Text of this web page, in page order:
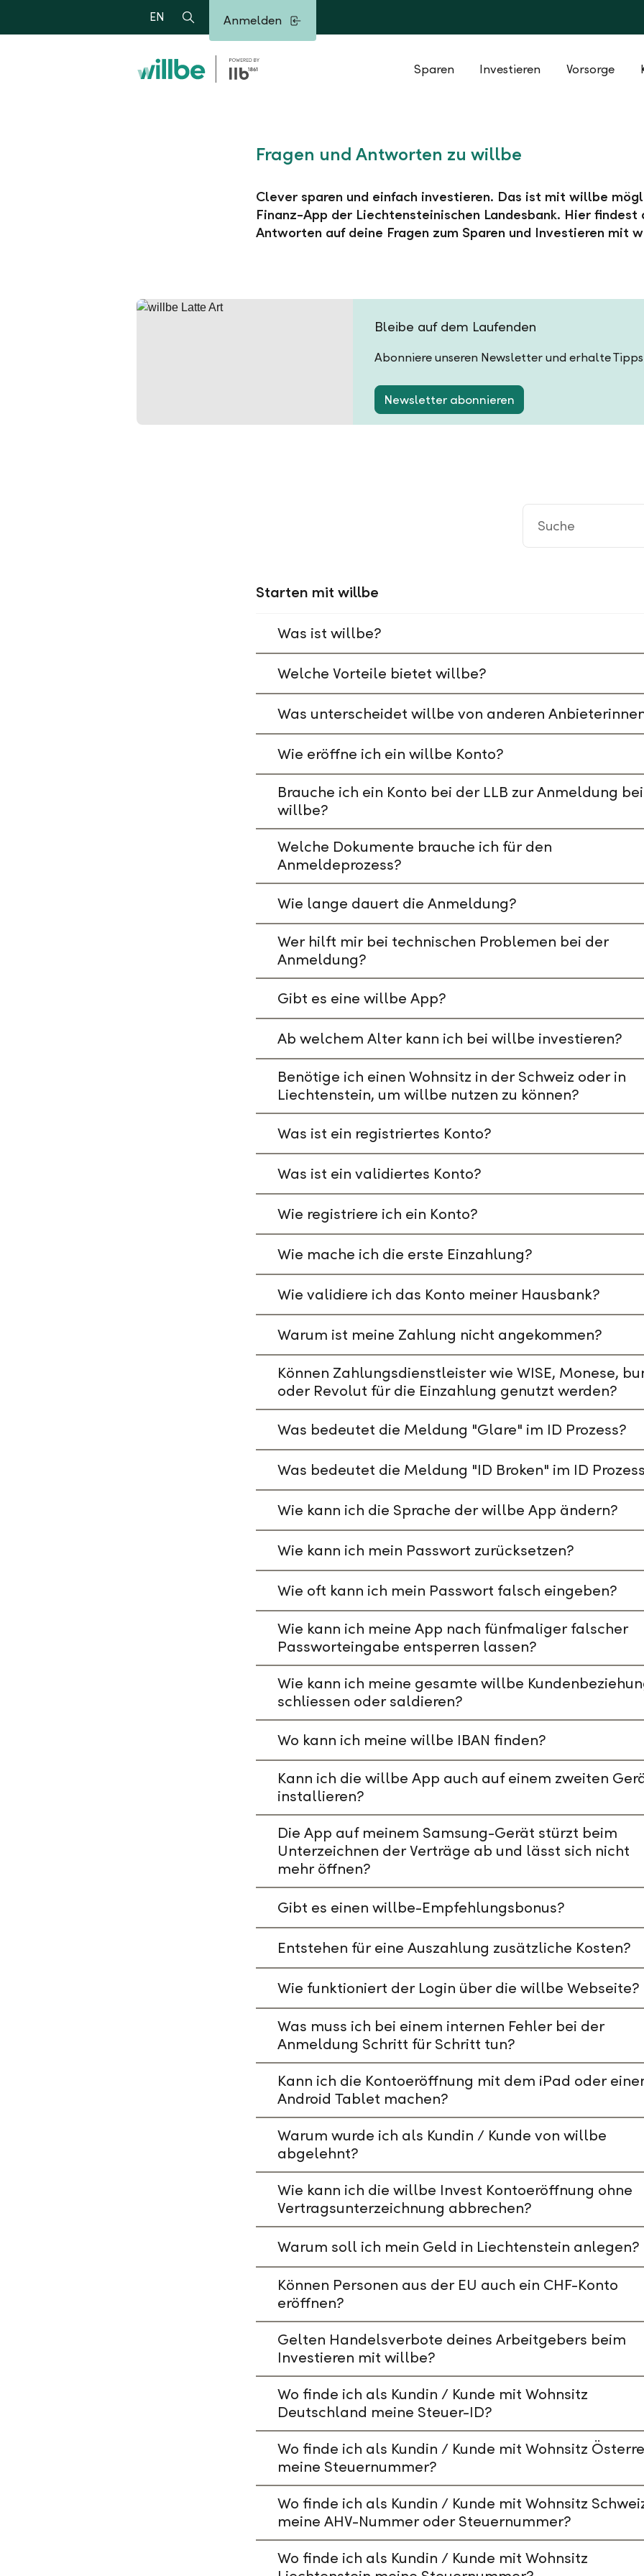
EN Suche Anmelden
Sparen Investieren Vorsorge
Fragen und Antworten zu willbe
Clever sparen und einfach investieren. Das ist mit willbe
Finanz-App der Liechtensteinischen Landesbank. Hier findest
Antworten auf deine Fragen zum Sparen und Investieren mit
Bleibe auf dem Laufenden
Abonniere unseren Newsletter und erhalte
Newsletter abonnieren
Starten mit willbe
Was ist willbe?
Welche Vorteile bietet willbe?
Was unterscheidet willbe von anderen
Wie eröffne ich ein willbe Konto?
Brauche ich ein Konto bei der LLB zur Anmeldung bei
willbe?
Welche Dokumente brauche ich für den
Anmeldeprozess?
Wie lange dauert die Anmeldung?
Wer hilft mir bei technischen Problemen bei der
Anmeldung?
Gibt es eine willbe App?
Ab welchem Alter kann ich bei willbe investieren?
Benötige ich einen Wohnsitz in der Schweiz oder in
Liechtenstein, um willbe nutzen zu können?
Was ist ein registriertes Konto?
Was ist ein validiertes Konto?
Wie registriere ich ein Konto?
Wie mache ich die erste Einzahlung?
Wie validiere ich das Konto meiner Hausbank?
Warum ist meine Zahlung nicht angekommen?
Können Zahlungsdienstleister wie WISE, Monese,
oder Revolut für die Einzahlung genutzt werden?
Was bedeutet die Meldung "Glare" im ID Prozess?
Was bedeutet die Meldung "ID Broken" im ID
Wie kann ich die Sprache der willbe App ändern?
Wie kann ich mein Passwort zurücksetzen?
Wie oft kann ich mein Passwort falsch eingeben?
Wie kann ich meine App nach fünfmaliger falscher
Passworteingabe entsperren lassen?
Wie kann ich meine gesamte willbe
schliessen oder saldieren?
Wo kann ich meine willbe IBAN finden?
Kann ich die willbe App auch auf einem zweiten
installieren?
Die App auf meinem Samsung-Gerät stürzt beim
Unterzeichnen der Verträge ab und lässt sich nicht
mehr öffnen?
Gibt es einen willbe-Empfehlungsbonus?
Entstehen für eine Auszahlung zusätzliche Kosten?
Wie funktioniert der Login über die willbe Webseite?
Was muss ich bei einem internen Fehler bei der
Anmeldung Schritt für Schritt tun?
Kann ich die Kontoeröffnung mit dem iPad oder
Android Tablet machen?
Warum wurde ich als Kundin / Kunde von willbe
abgelehnt?
Wie kann ich die willbe Invest Kontoeröffnung ohne
Vertragsunterzeichnung abbrechen?
Warum soll ich mein Geld in Liechtenstein anlegen?
Können Personen aus der EU auch ein CHF-Konto
eröffnen?
Gelten Handelsverbote deines Arbeitgebers beim
Investieren mit willbe?
Wo finde ich als Kundin / Kunde mit Wohnsitz
Deutschland meine Steuer-ID?
Wo finde ich als Kundin / Kunde mit Wohnsitz
meine Steuernummer?
Wo finde ich als Kundin / Kunde mit Wohnsitz
meine AHV-Nummer oder Steuernummer?
Wo finde ich als Kundin / Kunde mit Wohnsitz